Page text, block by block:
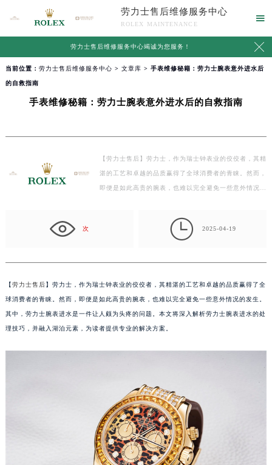
劳力士售后维修服务中心
ROLEX MAINTENANCE

劳力士售后维修服务中心竭诚为您服务！ 
当前位置： 劳力士售后维修服务中心 > 文章库 > 手表维修秘籍：劳力士腕表意外进水后
的自救指南
手表维修秘籍：劳力士腕表意外进水后的自救指南
【劳力士售后】劳力士，作为瑞士钟表业的佼佼者，其精
湛的工艺和卓越的品质赢得了全球消费者的青睐。然而，
即便是如此高贵的腕表，也难以完全避免一些意外情况
次  2025-04-19
【劳力士售后】劳力士，作为瑞士钟表业的佼佼者，其精湛的工艺和卓越的品质赢得了全
球消费者的青睐。然而，即便是如此高贵的腕表，也难以完全避免一些意外情况的发生。
其中，劳力士腕表进水是一件让人颇为头疼的问题。本文将深入解析劳力士腕表进水的处
理技巧，并融入湖泊元素，为读者提供专业的解决方案。